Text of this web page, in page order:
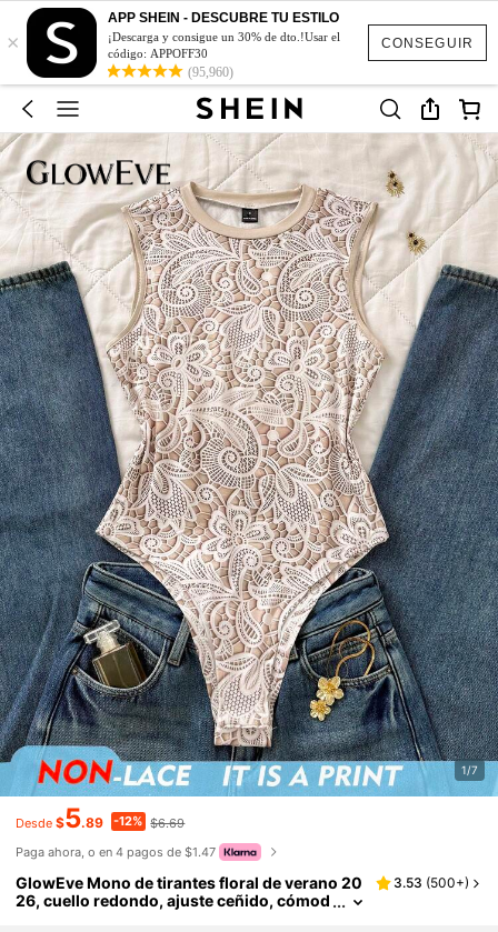
CONSEGUIR
×
APP SHEIN - DESCUBRE TU ESTILO
¡Descarga y consigue un 30% de dto.!Usar el
código: APPOFF30
(95,960)
1/7
Desde $5.89 -12% $6.69
Paga ahora, o en 4 pagos de $1.47
GlowEve Mono de tirantes floral de verano 20
26, cuello redondo, ajuste ceñido, cómod
3.53 (500+)